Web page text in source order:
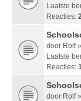
Laatste
Reacties:
door Rolf»
Laatste
Reacties:
door Rolf»